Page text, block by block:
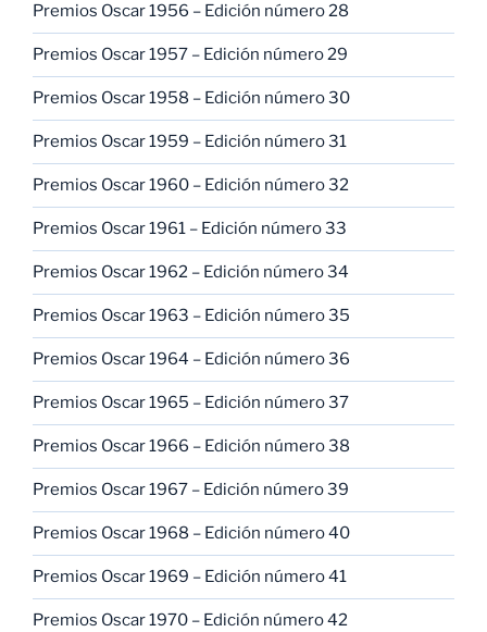
Premios Oscar 1956 – Edición número 28
Premios Oscar 1957 – Edición número 29
Premios Oscar 1958 – Edición número 30
Premios Oscar 1959 – Edición número 31
Premios Oscar 1960 – Edición número 32
Premios Oscar 1961 – Edición número 33
Premios Oscar 1962 – Edición número 34
Premios Oscar 1963 – Edición número 35
Premios Oscar 1964 – Edición número 36
Premios Oscar 1965 – Edición número 37
Premios Oscar 1966 – Edición número 38
Premios Oscar 1967 – Edición número 39
Premios Oscar 1968 – Edición número 40
Premios Oscar 1969 – Edición número 41
Premios Oscar 1970 – Edición número 42